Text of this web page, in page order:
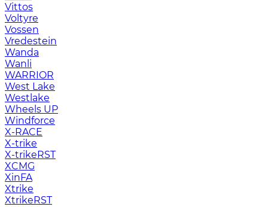
Vittos
Voltyre
Vossen
Vredestein
Wanda
Wanli
WARRIOR
West Lake
Westlake
Wheels UP
Windforce
X-RACE
X-trike
X-trikeRST
XCMG
XinFA
Xtrike
XtrikeRST